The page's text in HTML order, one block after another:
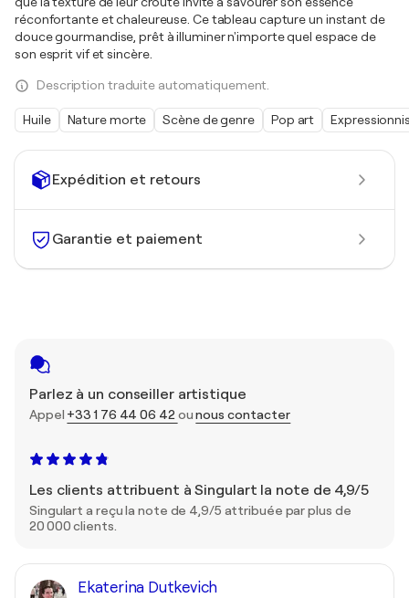
Expédition et retours
Garantie et paiement
Parlez à un conseiller artistique
Appel +33 1 76 44 06 42ounous contacter
Les clients attribuent à Singulart la note de 4,9/5
Singulart a reçu la note de 4,9/5 attribuée par plus de
20 000 clients.
Ekaterina Dutkevich
réconfortante et chaleureuse. Ce tableau capture un instant de
douce gourmandise, prêt à illuminer n'importe quel espace de
son esprit vif et sincère.
Description traduite automatiquement.
Huile Nature morte Scène de genre Pop art